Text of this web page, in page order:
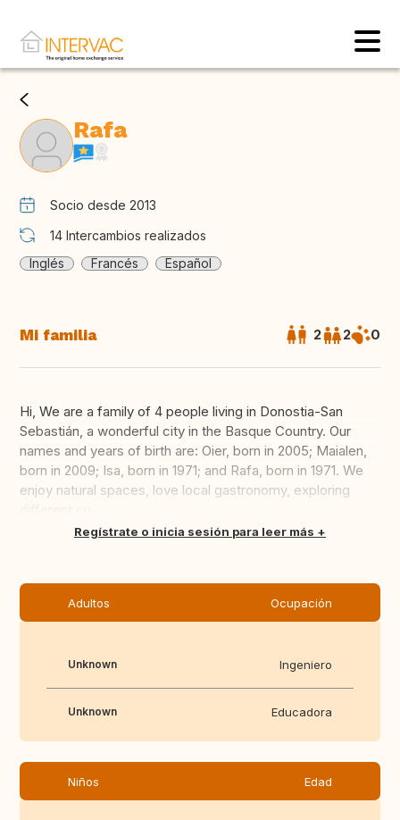
Rafa
Socio desde 2013
14 Intercambios realizados
Inglés
Francés Español
Mi familia 2 2 0
Hi, We are a family of 4 people living in Donostia-San
Sebastián, a wonderful city in the Basque Country. Our
names and years of birth are: Oier, born in 2005; Maialen,
born in 2009; Isa, born in 1971; and Rafa, born in 1971. We
enjoy natural spaces, love local gastronomy, exploring
TraducirRegístrate o inicia sesión para leer más
Adultos Ocupación
Unknown Ingeniero
Unknown Educadora
Niños Edad